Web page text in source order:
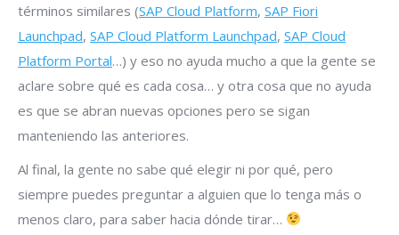
términos similares (SAP Cloud Platform, SAP Fiori
Launchpad, SAP Cloud Platform Launchpad, SAP Cloud
Platform Portal…) y eso no ayuda mucho a que la gente se
aclare sobre qué es cada cosa… y otra cosa que no ayuda
es que se abran nuevas opciones pero se sigan
manteniendo las anteriores.
Al final, la gente no sabe qué elegir ni por qué, pero
siempre puedes preguntar a alguien que lo tenga más o
menos claro, para saber hacia dónde tirar…